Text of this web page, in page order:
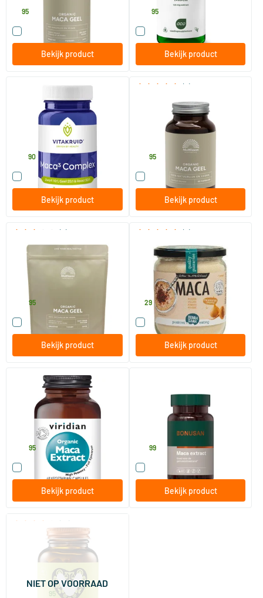
95
Vergelijk dit product
Bekijk product
95
Vergelijk dit product
Bekijk product
Maca complex
zwart/geel/rood
90 vegicaps
90
Vergelijk dit product
Bekijk product
(9)
Organic Maca Geel bio
90 Plantaardige capsules
Mattisson Healthstyle
95
Vergelijk dit product
Bekijk product
(2)
Active Maca Poeder 1000
gram
1000 gram
Mattisson Healthstyle
95
Vergelijk dit product
Bekijk product
(5)
RAW maca high energy
poeder in glas
300 gram
TerraSana
29
Vergelijk dit product
Bekijk product
Organic Maca Extract
60 vegicaps
Viridian
95
Vergelijk dit product
Bekijk product
Maca extract
60 Plantaardige capsules
99
Vergelijk dit product
Bekijk product
(15)
60 vegicaps
Vitaminstore
95
NIET OP VOORRAAD